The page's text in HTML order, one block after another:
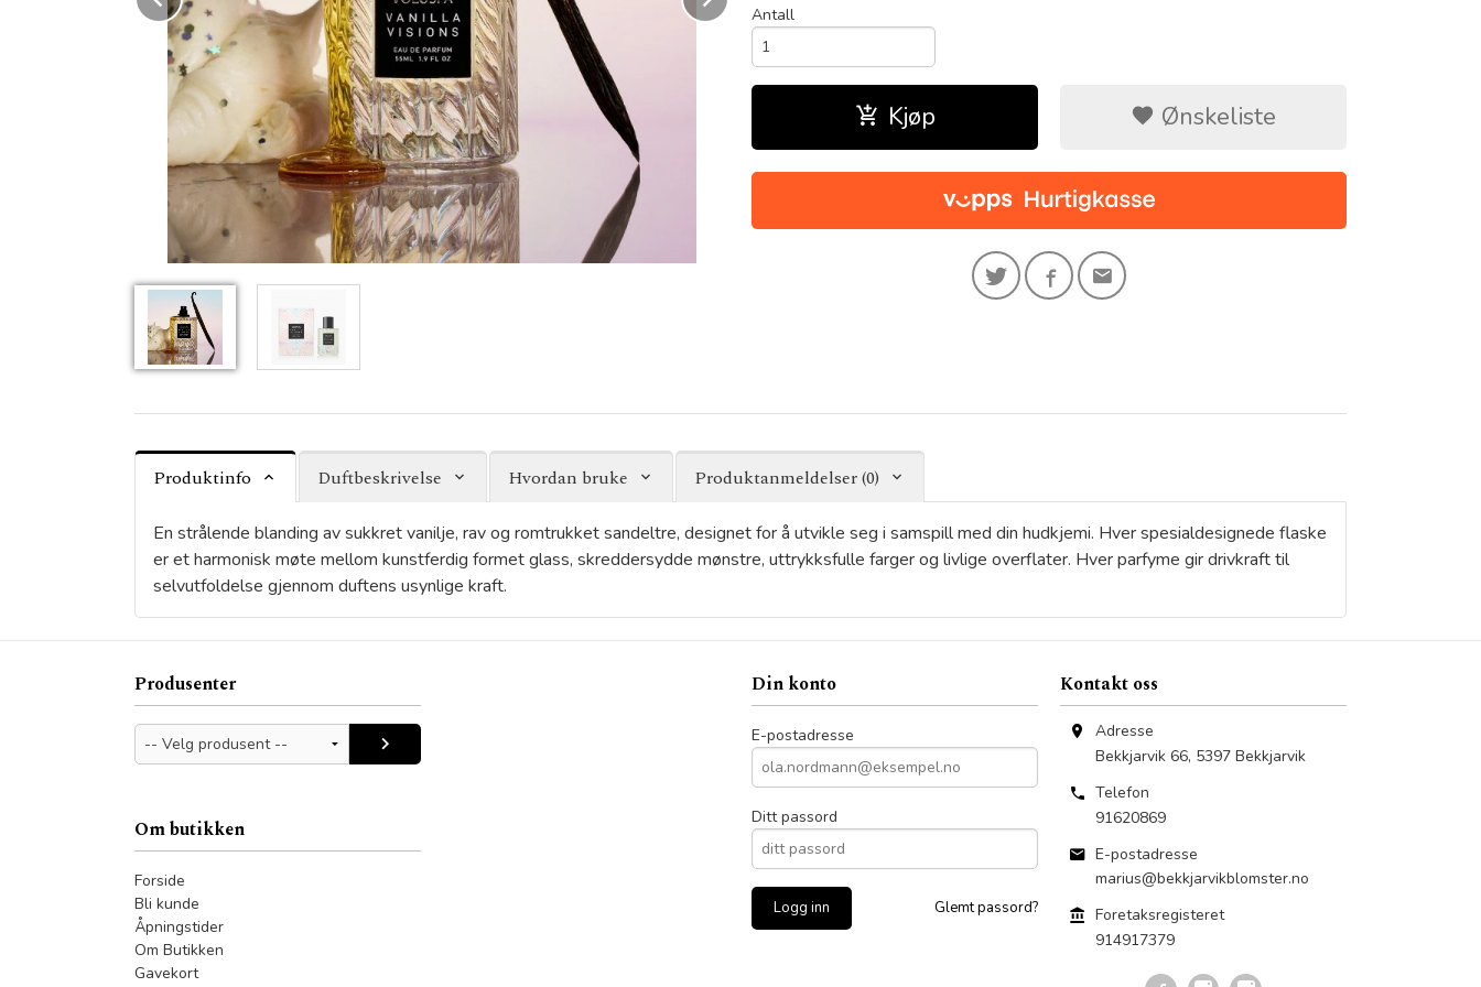
Antall
Kjøp Ønskeliste
Produktinfo Duftbeskrivelse Hvordan bruke Produktanmeldelser (0)
En strålende blanding av sukkret vanilje, rav og romtrukket sandeltre, designet for å utvikle seg i samspill med din hudkjemi. Hver spesialdesignede flaske
er et harmonisk møte mellom kunstferdig formet glass, skreddersydde mønstre, uttrykksfulle farger og livlige overflater. Hver parfyme gir drivkraft til
selvutfoldelse gjennom duftens usynlige kraft.
Produsenter
Om butikken
Forside
Bli kunde
Åpningstider
Om Butikken
Gavekort
Din konto
E-postadresse
Ditt passord
Glemt passord?
Kontakt oss
Adresse
Bekkjarvik 66, 5397 Bekkjarvik
Telefon
91620869
E-postadresse
marius@bekkjarvikblomster.no
Foretaksregisteret
914917379